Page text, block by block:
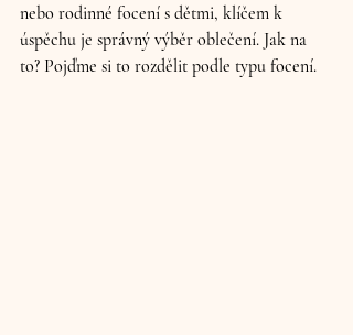
nebo rodinné focení s dětmi, klíčem k
úspěchu je správný výběr oblečení. Jak na
to? Pojďme si to rozdělit podle typu focení.